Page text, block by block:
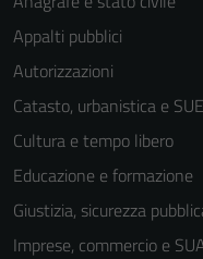
Appalti pubblici
Autorizzazioni
Catasto, urbanistica e SUE
Cultura e tempo libero
Educazione e formazione
Giustizia, sicurezza
Imprese, commercio e